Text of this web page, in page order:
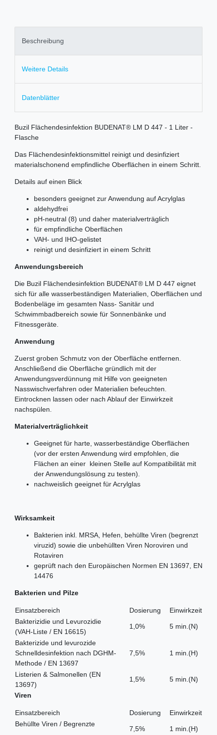
Beschreibung
Weitere Details
Datenblätter
Buzil Flächendesinfektion BUDENAT® LM D 447 - 1 Liter -
Flasche
Das Flächendesinfektionsmittel reinigt und desinfiziert
materialschonend empfindliche Oberflächen in einem Schritt.
Details auf einen Blick
besonders geeignet zur Anwendung auf Acrylglas
aldehydfrei
pH-neutral (8) und daher materialverträglich
für empfindliche Oberflächen
VAH- und IHO-gelistet
reinigt und desinfiziert in einem Schritt
Anwendungsbereich
Die Buzil Flächendesinfektion BUDENAT® LM D 447 eignet
sich für alle wasserbeständigen Materialien, Oberflächen und
Bodenbeläge im gesamten Nass- Sanitär und
Schwimmbadbereich sowie für Sonnenbänke und
Fitnessgeräte.
Anwendung
Zuerst groben Schmutz von der Oberfläche entfernen.
Anschließend die Oberfläche gründlich mit der
Anwendungsverdünnung mit Hilfe von geeigneten
Nasswischverfahren oder Materialien befeuchten.
Eintrocknen lassen oder nach Ablauf der Einwirkzeit
nachspülen.
Materialverträglichkeit
Geeignet für harte, wasserbeständige Oberflächen
(vor der ersten Anwendung wird empfohlen, die
Flächen an einer kleinen Stelle auf Kompatibilität mit
der Anwendungslösung zu testen).
nachweislich geeignet für Acrylglas
Wirksamkeit
Bakterien inkl. MRSA, Hefen, behüllte Viren (begrenzt
viruzid) sowie die unbehüllten Viren Noroviren und
Rotaviren
geprüft nach den Europäischen Normen EN 13697, EN
14476
Bakterien und Pilze
Einsatzbereich Dosierung
Einwirkzeit
Bakterizidie und Levurozidie
(VAH-Liste / EN 16615)
1,0% 5 min.(N)
Bakterizide und levurozide
Schnelldesinfektion nach DGHM-
Methode / EN 13697
7,5% 1 min.(H)
Listerien & Salmonellen (EN
13697)
1,5% 5 min.(N)
Viren
Einsatzbereich Dosierung
Einwirkzeit
Behüllte Viren / Begrenzte
7,5% 1 min.(H)